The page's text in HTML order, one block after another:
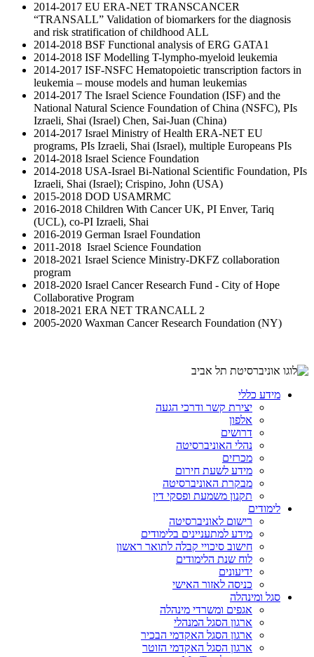
2014-2017 EU ERA-NET TRANSCANCER
“TRANSALL” Validation of biomarkers for the diagnosis
and risk stratification of childhood ALL
2014-2018 BSF Functional analysis of ERG GATA1
2014-2018 ISF Modelling T-lympho-myeloid leukemia
2014-2017 ISF-NSFC Hematopoietic transcription factors in
leukemia – mouse models and human leukemias
2014-2017 The Israel Science Foundation (ISF) and the
National Natural Science Foundation of China (NSFC), PIs
Izraeli, Shai (Israel) Chen, Sai-Juan (China)
2014-2017 Israel Ministry of Health ERA-NET EU
programs, PIs Izraeli, Shai (Israel), multiple Europeans PIs
2014-2018 Israel Science Foundation
2014-2018 USA-Israel Bi-National Scientific Foundation, PIs
Izraeli, Shai (Israel); Crispino, John (USA)
2015-2018 DOD USAMRMC
2016-2018 Children With Cancer UK, PI Enver, Tariq
(UCL), co-PI Izraeli, Shai
2016-2019 German Israel Foundation
2011-2018 Israel Science Foundation
2018-2021 Israel Science Ministry-DKFZ collaboration
program
2018-2020 Israel Cancer Research Fund - City of Hope
Collaborative Program
2018-2021 ERA NET TRANCALL 2​
2005-2020 Waxman Cancer Research Foundation (NY)
מידע כללי
יצירת קשר ודרכי הגעה
אלפון
דרושים
נהלי האוניברסיטה
מכרזים
מידע לשעת חירום
מבקרת האוניברסיטה
תקנון משמעת ופסקי דין
לימודים
רישום לאוניברסיטה
מידע למתעניינים בלימודים
חישוב סיכויי קבלה לתואר ראשון
לוח שנת הלימודים
ידיעונים
כניסה לאזור האישי
סגל ומינהלה
אגפים ומשרדי מינהלה
ארגון הסגל המנהלי
ארגון הסגל האקדמי הבכיר
ארגון הסגל האקדמי הזוטר